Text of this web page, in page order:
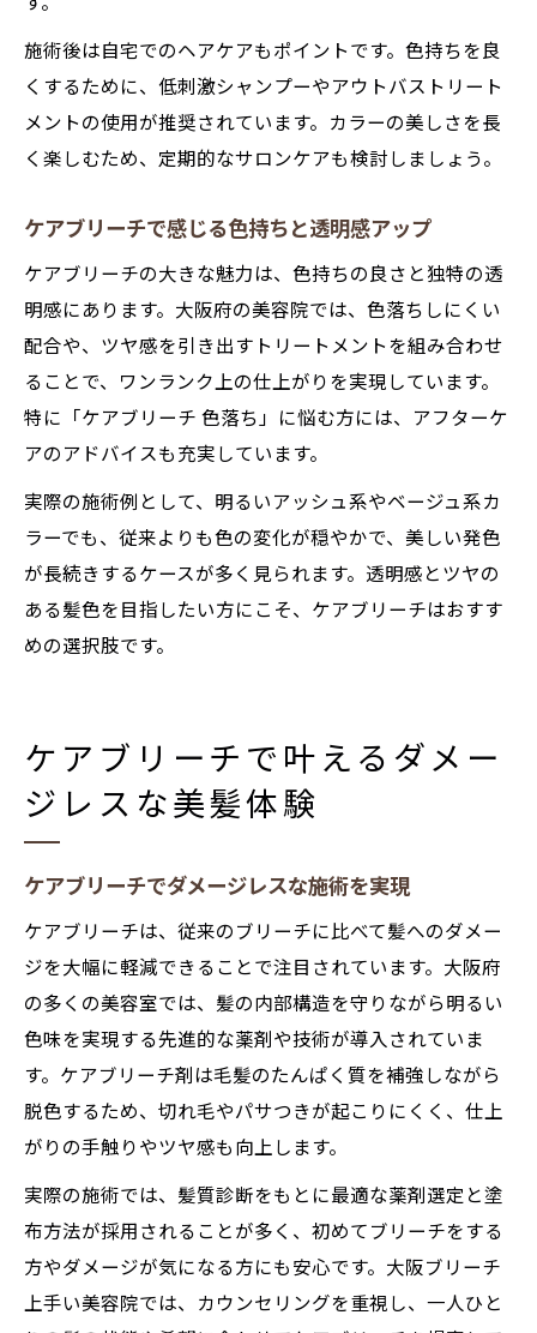
施術後は自宅でのヘアケアもポイントです。色持ちを良
くするために、低刺激シャンプーやアウトバストリート
メントの使用が推奨されています。カラーの美しさを長
く楽しむため、定期的なサロンケアも検討しましょう。
ケアブリーチで感じる色持ちと透明感アップ
ケアブリーチの大きな魅力は、色持ちの良さと独特の透
明感にあります。大阪府の美容院では、色落ちしにくい
配合や、ツヤ感を引き出すトリートメントを組み合わせ
ることで、ワンランク上の仕上がりを実現しています。
特に「ケアブリーチ 色落ち」に悩む方には、アフターケ
アのアドバイスも充実しています。
実際の施術例として、明るいアッシュ系やベージュ系カ
ラーでも、従来よりも色の変化が穏やかで、美しい発色
が長続きするケースが多く見られます。透明感とツヤの
ある髪色を目指したい方にこそ、ケアブリーチはおすす
めの選択肢です。
ケアブリーチで叶えるダメー
ジレスな美髪体験
ケアブリーチでダメージレスな施術を実現
ケアブリーチは、従来のブリーチに比べて髪へのダメー
ジを大幅に軽減できることで注目されています。大阪府
の多くの美容室では、髪の内部構造を守りながら明るい
色味を実現する先進的な薬剤や技術が導入されていま
す。ケアブリーチ剤は毛髪のたんぱく質を補強しながら
脱色するため、切れ毛やパサつきが起こりにくく、仕上
がりの手触りやツヤ感も向上します。
実際の施術では、髪質診断をもとに最適な薬剤選定と塗
布方法が採用されることが多く、初めてブリーチをする
方やダメージが気になる方にも安心です。大阪ブリーチ
上手い美容院では、カウンセリングを重視し、一人ひと